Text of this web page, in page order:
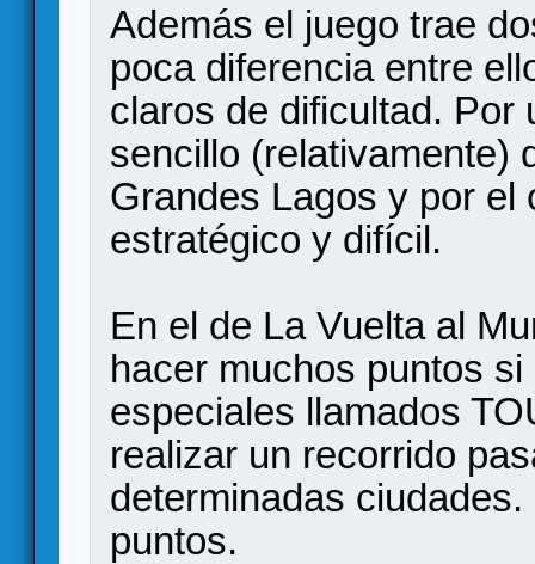
Además el juego trae
poca diferencia entre
claros de dificultad. Por
sencillo (relativamente)
Grandes Lagos y por el
estratégico y difícil.
En el de La Vuelta al
hacer muchos puntos
especiales llamados
realizar un recorrido
determinadas
puntos.